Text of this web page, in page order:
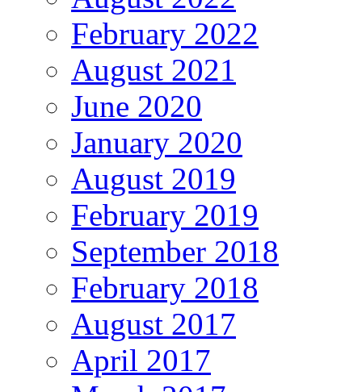
February 2022
August 2021
June 2020
January 2020
August 2019
February 2019
September 2018
February 2018
August 2017
April 2017